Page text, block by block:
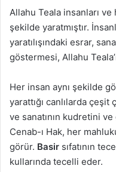
Allahu Teala insanları
şekilde yaratmıştır.
yaratılışındaki esrar,
göstermesi, Allahu
Her insan aynı şekilde
yarattığı canlılarda
ve sanatının kudretini
Cenab-ı Hak, her
görür. Basir sıfatının
kullarında tecelli eder.